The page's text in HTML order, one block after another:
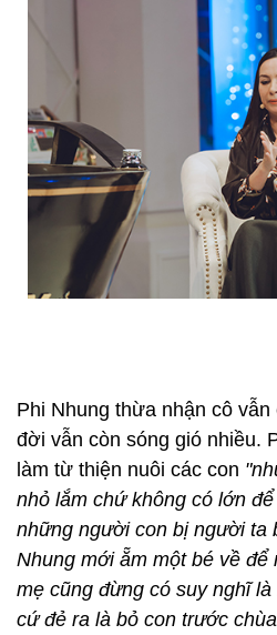
Phi Nhung thừa nhận cô
đời vẫn còn sóng gió nhiều.
làm từ thiện nuôi các con
nhỏ lắm chứ không có lớn
những người con bị người ta
Nhung mới ẵm một bé về để
mẹ cũng đừng có suy nghĩ
cứ đẻ ra là bỏ con trước